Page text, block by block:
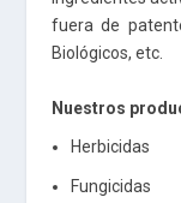
fuera de
Biológicos, etc.
Nuestros
Herbicidas
Fungicidas